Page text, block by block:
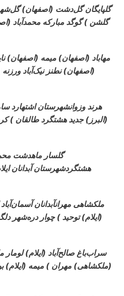
(برخوار و میمه) گلپایگان گل‌دشت (اصفهان)
گلشن ) گوگد مبارکه محمدآباد
مهاباد (اصفهان) میمه (اصفهان)
(اصفهان) نطنز نیک‌آباد
هرند وزوانشهرستان اشتهارد
(البرز) جدید هشتگرد طالقان )
گلسار ماهدشت
هشتگردشهرستان آبدانان
ملکشاهی مهرانآبدانان
(ایلام) توحید ) چوار دره‌شهر
سراب‌باغ صالح‌آباد (ایلام) لومار
(ملکشاهی) مهران ) میمه (ایلام)